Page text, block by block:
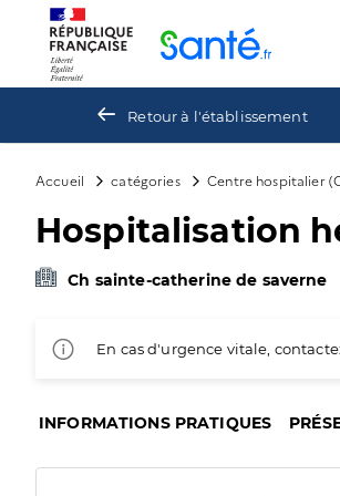
Retour à l'établissement
Accueil catégories Centre hospitalier
Hospitalisation
Ch sainte-catherine de saverne
En cas d'urgence vitale,
INFORMATIONS PRATIQUES
Panneau de gestion des cookies